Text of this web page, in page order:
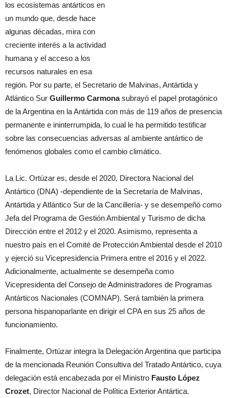
los ecosistemas antárticos en
un mundo que, desde hace
algunas décadas, mira con
creciente interés a la actividad
humana y el acceso a los
recursos naturales en esa
región. Por su parte, el Secretario de Malvinas, Antártida y
Atlántico Sur Guillermo Carmonasubrayó el papel protagónico
de la Argentina en la Antártida con más de 119 años de presencia
permanente e ininterrumpida, lo cual le ha permitido testificar
sobre las consecuencias adversas al ambiente antártico de
fenómenos globales como el cambio climático.
La Lic. Ortúzar es, desde el 2020, Directora Nacional del
Antártico (DNA) -dependiente de la Secretaría de Malvinas,
Antártida y Atlántico Sur de la Cancillería- y se desempeñó como
Jefa del Programa de Gestión Ambiental y Turismo de dicha
Dirección entre el 2012 y el 2020. Asimismo, representa a
nuestro país en el Comité de Protección Ambiental desde el 2010
y ejerció su Vicepresidencia Primera entre el 2016 y el 2022.
Adicionalmente, actualmente se desempeña como
Vicepresidenta del Consejo de Administradores de Programas
Antárticos Nacionales (COMNAP). Será también la primera
persona hispanoparlante en dirigir el CPA en sus 25 años de
funcionamiento.
Finalmente, Ortúzar integra la Delegación Argentina que participa
de la mencionada Reunión Consultiva del Tratado Antártico, cuya
delegación está encabezada por el Ministro Fausto López
Crozet, Director Nacional de Política Exterior Antártica.